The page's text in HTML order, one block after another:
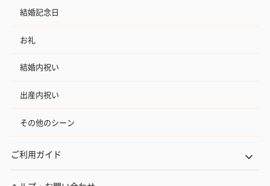
結婚記念日
お礼
結婚内祝い
出産内祝い
その他のシーン
ご利用ガイド